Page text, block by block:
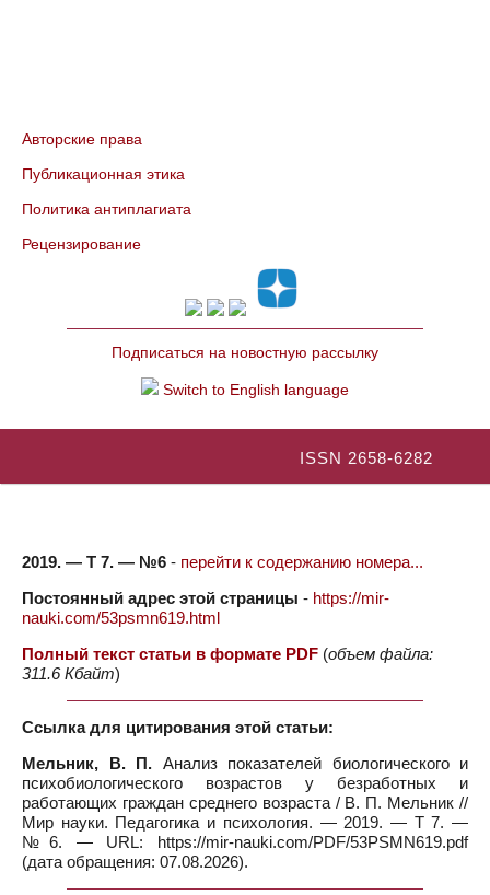
Авторские права
Публикационная этика
Политика антиплагиата
Рецензирование
Подписаться на новостную рассылку
Switch to English language
ISSN 2658-6282
2019. — Т 7. — №6 - перейти к содержанию номера...
Постоянный адрес этой страницы - https://mir-
nauki.com/53psmn619.html
Полный текст статьи в формате PDF (объем файла:
311.6 Кбайт)
Ссылка для цитирования этой статьи:
Мельник, В. П. Анализ показателей биологического и
психобиологического возрастов у безработных и
работающих граждан среднего возраста / В. П. Мельник //
Мир науки. Педагогика и психология. — 2019. — Т 7. —
№6. — URL: https://mir-nauki.com/PDF/53PSMN619.pdf
(дата обращения: 07.08.2026).